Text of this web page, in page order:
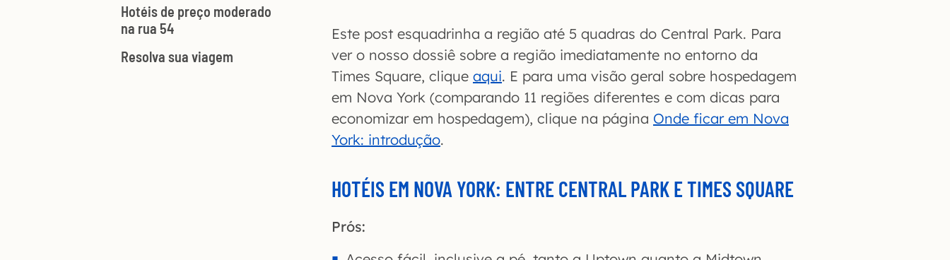
Hotéis de preço moderado
na rua 54
Resolva sua viagem
Este post esquadrinha a região até 5 quadras do Central Park. Para
ver o nosso dossiê sobre a região imediatamente no entorno da
Times Square, clique aqui. E para uma visão geral sobre hospedagem
em Nova York (comparando 11 regiões diferentes e com dicas para
economizar em hospedagem), clique na página Onde ficar em Nova
York: introdução.
HOTÉIS EM NOVA YORK: ENTRE CENTRAL PARK E TIMES SQUARE
Prós: